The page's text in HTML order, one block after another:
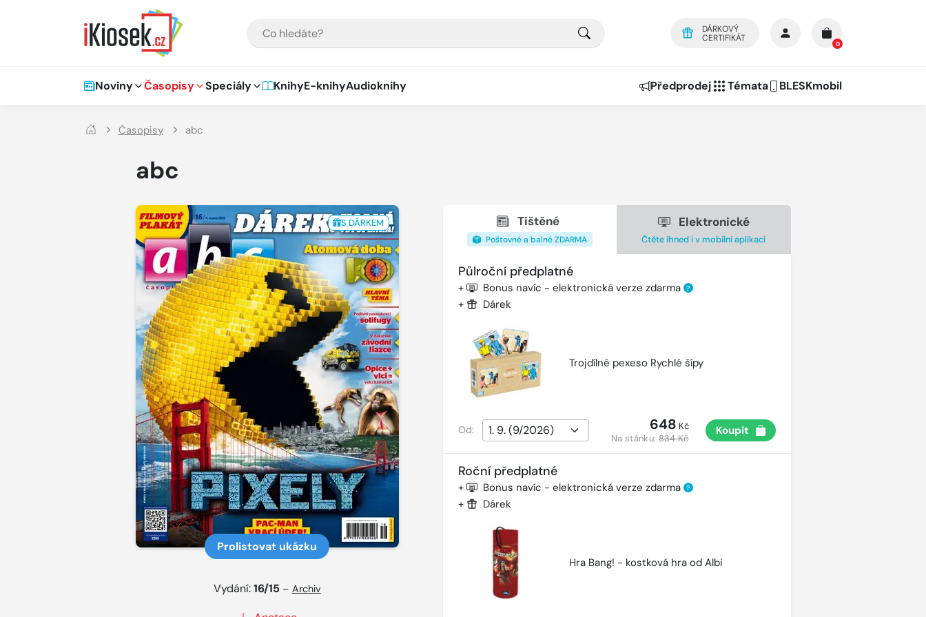
DÁRKOVÝ
CERTIFIKÁT
0
Hlavní navigace
Noviny Časopisy Speciály KnihyE-knihyAudioknihy Předprodej Témata BLESKmobil
Časopisy abc
abc
S DÁRKEM
Prolistovat ukázku
Vydání:16/15 – Archiv
Tištěné
Poštovné a balné ZDARMA
Elektronické
Čtěte ihned i v mobilní aplikaci
Půlroční předplatné
+ Bonus navíc - elektronická verze zdarma ?
+ Dárek
Trojdílné pexeso Rychlé šípy
Od: 648 Kč
Na stánku:834 Kč
Koupit
Roční předplatné
+ Bonus navíc - elektronická verze zdarma ?
+ Dárek
Hra Bang! - kostková hra od Albi